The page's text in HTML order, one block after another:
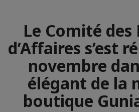
Le Comité des
d’Affaires s’est
novembre
élégant de la
boutique